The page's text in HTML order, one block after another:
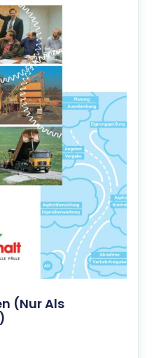
(nur Als